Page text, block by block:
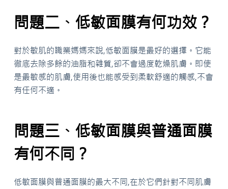
問題二、低敏面膜有何功效？
對於敏肌的職業媽媽來說,低敏面膜是最好的選擇。它能
徹底去除多餘的油脂和雜質,卻不會過度乾燥肌膚。即使
是最敏感的肌膚,使用後也能感受到柔軟舒適的觸感,不會
有任何不適。
問題三、低敏面膜與普通面膜
有何不同？
低敏面膜與普通面膜的最大不同,在於它們針對不同肌膚